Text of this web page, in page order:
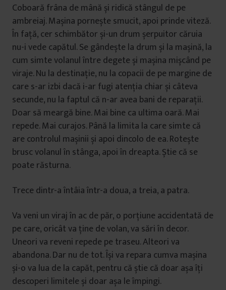
Coboară frâna de mână și ridică stângul de pe
ambreiaj. Mașina pornește smucit, apoi prinde viteză.
În față, cer schimbător și-un drum șerpuitor căruia
nu-i vede capătul. Se gândește la drum și la mașină, la
cum simte volanul între degete și mașina mișcând pe
viraje. Nu la destinație, nu la copacii de pe margine de
care s-ar izbi dacă i-ar fugi atenția chiar și câteva
secunde, nu la faptul că n-ar avea bani de reparații.
Doar să meargă bine. Mai bine ca ultima oară. Mai
repede. Mai curajos. Până la limita la care simte că
are controlul mașinii și apoi dincolo de ea. Rotește
brusc volanul în stânga, apoi în dreapta. Știe că se
poate răsturna.
Trece dintr-a întâia într-a doua, a treia, a patra.
Va veni un viraj în ac de păr, o porțiune accidentată de
pe care, oricât va ține de volan, va sări în decor.
Uneori va reveni repede pe traseu. Alteori va
abandona. Dar nu de tot. Își va repara cumva mașina
și-o va lua de la capăt, pentru că știe că doar așa îți
descoperi limitele și doar așa le împingi.